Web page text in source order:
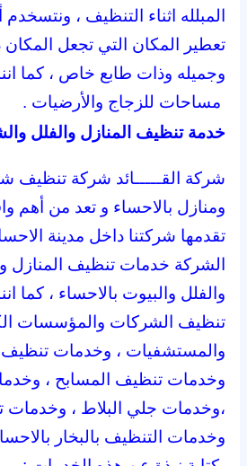
المبلله اثناء التنظيف ،
تعطير المكان التي تجعل
وجميله وذات طابع خاص ، كما
مساحات للزجاج والأرضيات .
خدمة تنظيف المنازل والفلل
شركة القـــــائد شركة تنظيف
ومنازل بالاحساء و تعد من أهم
تقدمها شركتنا داخل مدينة
الشركة خدمات تنظيف المنازل
والفلل والبيوت بالاحساء ، كما
تنظيف الشركات والمؤسسات
والمستشفيات ، وخدمات تنظيف
وخدمات تنظيف المسابح ،
،وخدمات جلي البلاط ، وخدمات
وخدمات التنظيف بالبخار